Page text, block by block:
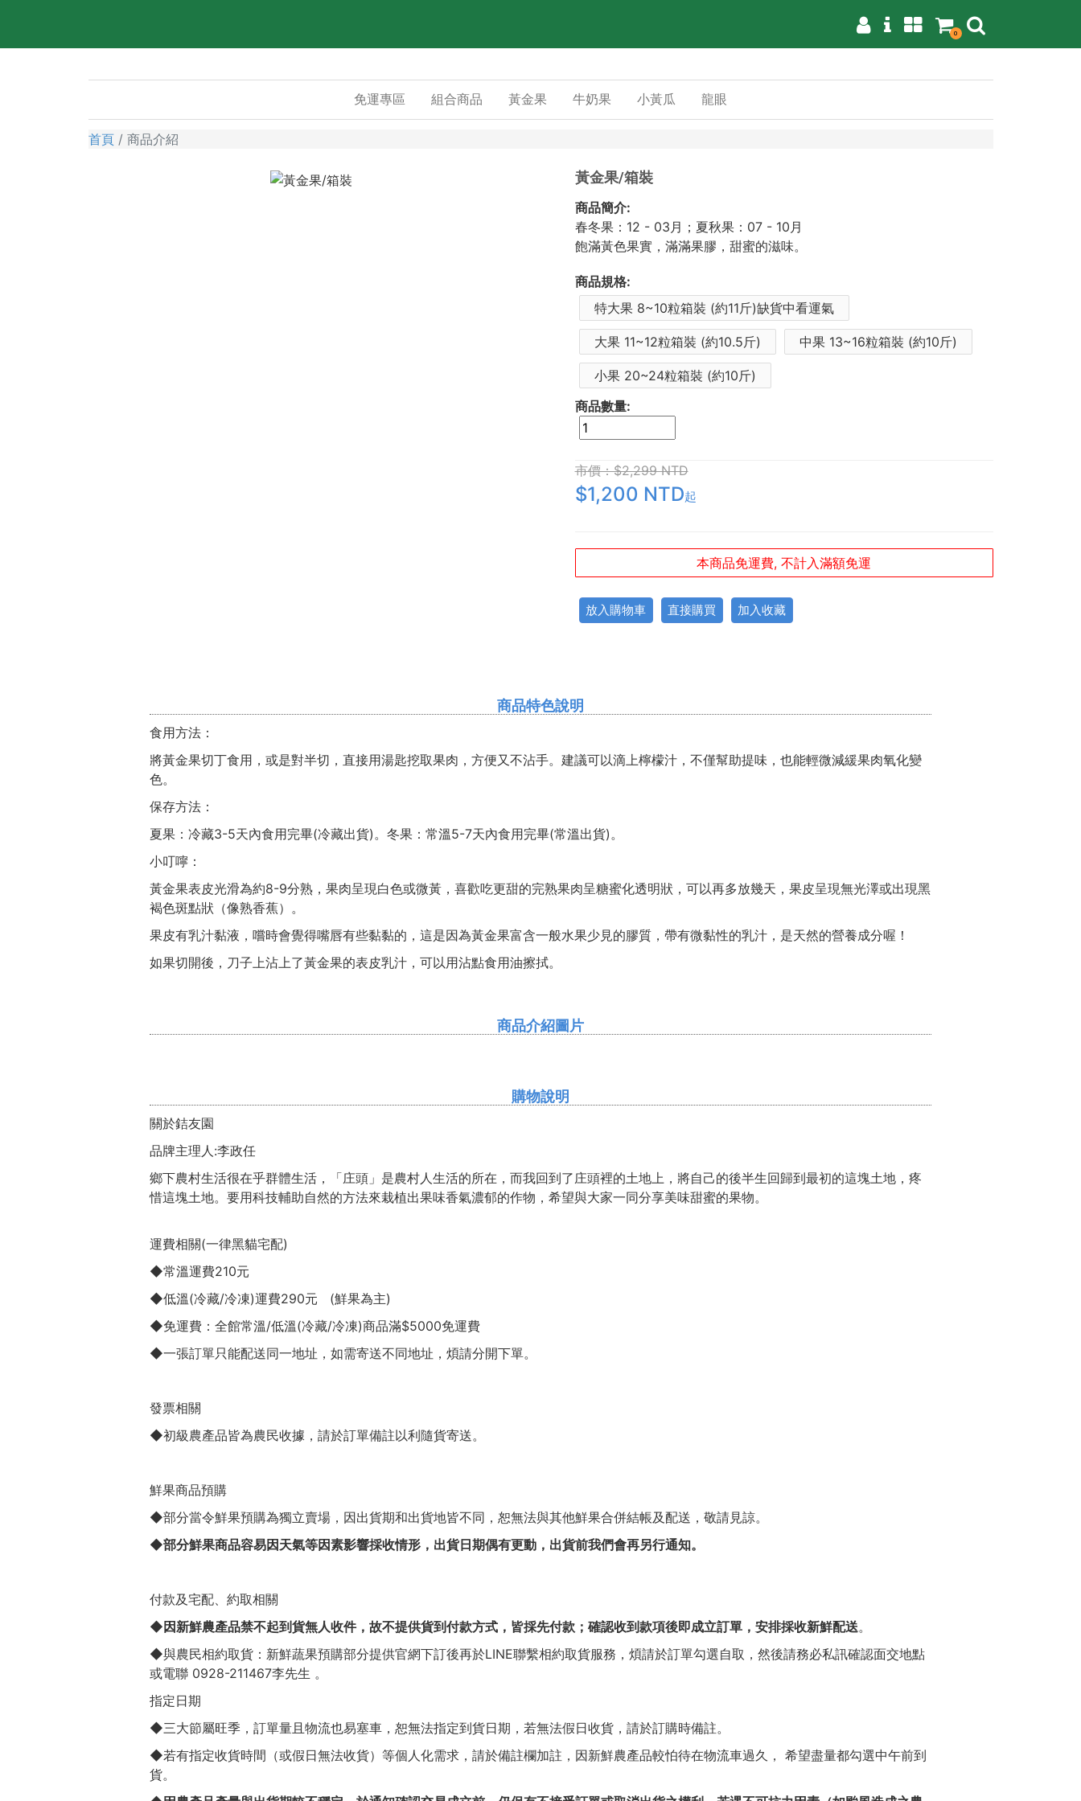
0
免運專區 組合商品 黃金果 牛奶果 小黃瓜 龍眼
首頁 商品介紹
黃金果/箱裝
商品簡介:
春冬果：12 - 03月；夏秋果：07 - 10月
飽滿黃色果實，滿滿果膠，甜蜜的滋味。
商品規格:
特大果 8~10粒箱裝 (約11斤)缺貨中看運氣
大果 11~12粒箱裝 (約10.5斤) 中果 13~16粒箱裝 (約10斤)
小果 20~24粒箱裝 (約10斤)
商品數量:
市價：$2,299 NTD
$1,200 NTD起
本商品免運費, 不計入滿額免運
放入購物車 直接購買 加入收藏
商品特色說明
食用方法：
將黃金果切丁食用，或是對半切，直接用湯匙挖取果肉，方便又不沾手。建議可以滴上檸檬汁，不僅幫助提味，也能輕微減緩果肉氧化變
色。
保存方法：
夏果：冷藏3-5天內食用完畢(冷藏出貨)。冬果：常溫5-7天內食用完畢(常溫出貨)。
小叮嚀：
黃金果表皮光滑為約8-9分熟，果肉呈現白色或微黃，喜歡吃更甜的完熟果肉呈糖蜜化透明狀，可以再多放幾天，果皮呈現無光澤或出現黑
褐色斑點狀（像熟香蕉）。
果皮有乳汁黏液，嚐時會覺得嘴唇有些黏黏的，這是因為黃金果富含一般水果少見的膠質，帶有微黏性的乳汁，是天然的營養成分喔！
如果切開後，刀子上沾上了黃金果的表皮乳汁，可以用沾點食用油擦拭。
商品介紹圖片
購物說明
關於銡友園
品牌主理人:李政任
鄉下農村生活很在乎群體生活，「庄頭」是農村人生活的所在，而我回到了庄頭裡的土地上，將自己的後半生回歸到最初的這塊土地，疼
惜這塊土地。要用科技輔助自然的方法來栽植出果味香氣濃郁的作物，希望與大家一同分享美味甜蜜的果物。
運費相關(一律黑貓宅配)
◆常溫運費210元
◆低溫(冷藏/冷凍)運費290元 (鮮果為主)
◆免運費：全館常溫/低溫(冷藏/冷凍)商品滿$5000免運費
◆一張訂單只能配送同一地址，如需寄送不同地址，煩請分開下單。
發票相關
◆初級農產品皆為農民收據，請於訂單備註以利隨貨寄送。
鮮果商品預購
◆部分當令鮮果預購為獨立賣場，因出貨期和出貨地皆不同，恕無法與其他鮮果合併結帳及配送，敬請見諒。
◆部分鮮果商品容易因天氣等因素影響採收情形，出貨日期偶有更動，出貨前我們會再另行通知。
付款及宅配、約取相關
◆因新鮮農產品禁不起到貨無人收件，故不提供貨到付款方式，皆採先付款；確認收到款項後即成立訂單，安排採收新鮮配送。
◆與農民相約取貨：新鮮蔬果預購部分提供官網下訂後再於LINE聯繫相約取貨服務，煩請於訂單勾選自取，然後請務必私訊確認面交地點
或電聯 0928-211467李先生 。
指定日期
◆三大節屬旺季，訂單量且物流也易塞車，恕無法指定到貨日期，若無法假日收貨，請於訂購時備註。
◆若有指定收貨時間（或假日無法收貨）等個人化需求，請於備註欄加註，因新鮮農產品較怕待在物流車過久， 希望盡量都勾選中午前到
貨。